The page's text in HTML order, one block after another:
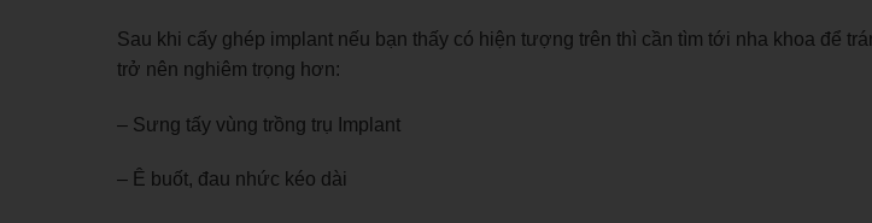
Sau khi cấy ghép implant nếu bạn thấy có hiện tượng trên thì cần tìm tới nha khoa để
trở nên nghiêm trọng hơn:
– Sưng tấy vùng trồng trụ Implant
– Ê buốt, đau nhức kéo dài